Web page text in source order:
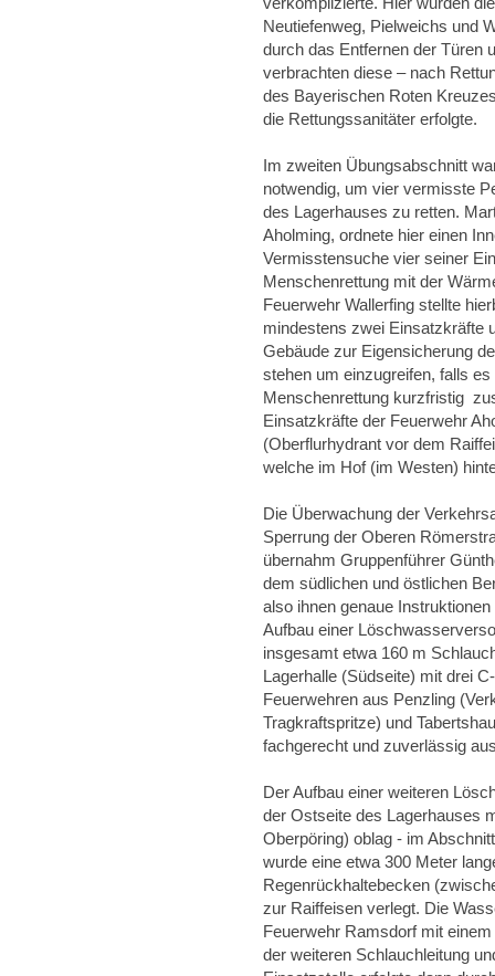
Neutiefenweg, Pielweichs und
durch das Entfernen der Türen
verbrachten diese – nach
des Bayerischen Roten
die Rettungssanitäter erfolgte.
Im zweiten Übungsabschnitt
notwendig, um vier vermisste
des Lagerhauses zu retten.
Aholming, ordnete hier einen
Vermisstensuche vier seiner
Menschenrettung mit der
Feuerwehr Wallerfing stellte
mindestens zwei Einsatzkräfte
Gebäude zur Eigensicherung
stehen um einzugreifen, falls
Menschenrettung kurzfristig
Einsatzkräfte der Feuerwehr
(Oberflurhydrant vor dem
welche im Hof (im Westen)
Die Überwachung der
Sperrung der Oberen
übernahm Gruppenführer
dem südlichen und östlichen
also ihnen genaue
Aufbau einer
insgesamt etwa 160 m
Lagerhalle (Südseite) mit drei
Feuerwehren aus Penzling
Tragkraftspritze) und
fachgerecht und zuverlässig
Der Aufbau einer weiteren
der Ostseite des Lagerhauses
Oberpöring) oblag - im
wurde eine etwa 300 Meter
Regenrückhaltebecken
zur Raiffeisen verlegt. Die
Feuerwehr Ramsdorf mit
der weiteren Schlauchleitung